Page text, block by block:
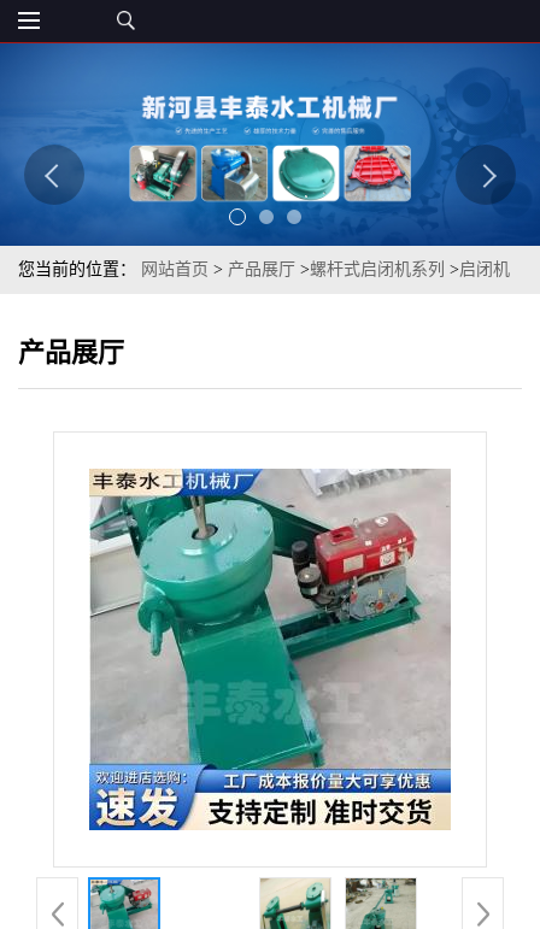
您当前的位置： 网站首页 > 产品展厅 >螺杆式启闭机系列 >启闭机
产品展厅